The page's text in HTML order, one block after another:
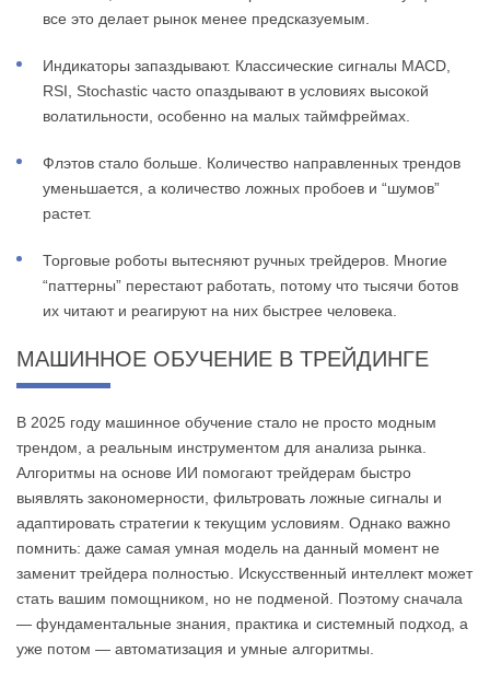
все это делает рынок менее предсказуемым.
Индикаторы запаздывают. Классические сигналы MACD,
RSI, Stochastic часто опаздывают в условиях высокой
волатильности, особенно на малых таймфреймах.
Флэтов стало больше. Количество направленных трендов
уменьшается, а количество ложных пробоев и “шумов”
растет.
Торговые роботы вытесняют ручных трейдеров. Многие
“паттерны” перестают работать, потому что тысячи ботов
их читают и реагируют на них быстрее человека.
МАШИННОЕ ОБУЧЕНИЕ В ТРЕЙДИНГЕ
В 2025 году машинное обучение стало не просто модным
трендом, а реальным инструментом для анализа рынка.
Алгоритмы на основе ИИ помогают трейдерам быстро
выявлять закономерности, фильтровать ложные сигналы и
адаптировать стратегии к текущим условиям. Однако важно
помнить: даже самая умная модель на данный момент не
заменит трейдера полностью. Искусственный интеллект может
стать вашим помощником, но не подменой. Поэтому сначала
— фундаментальные знания, практика и системный подход, а
уже потом — автоматизация и умные алгоритмы.